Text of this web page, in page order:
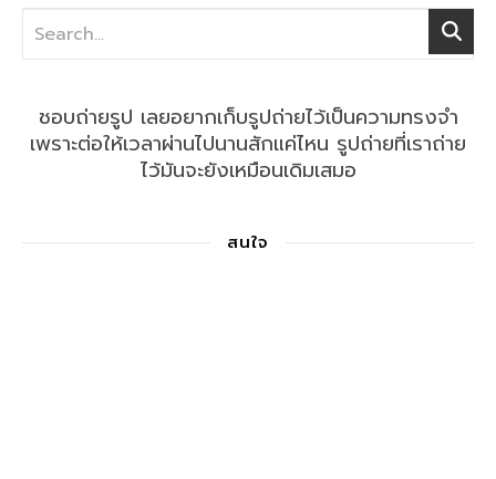
ชอบถ่ายรูป เลยอยากเก็บรูปถ่ายไว้เป็นความทรงจำ
เพราะต่อให้เวลาผ่านไปนานสักแค่ไหน รูปถ่ายที่เราถ่าย
ไว้มันจะยังเหมือนเดิมเสมอ
สนใจ